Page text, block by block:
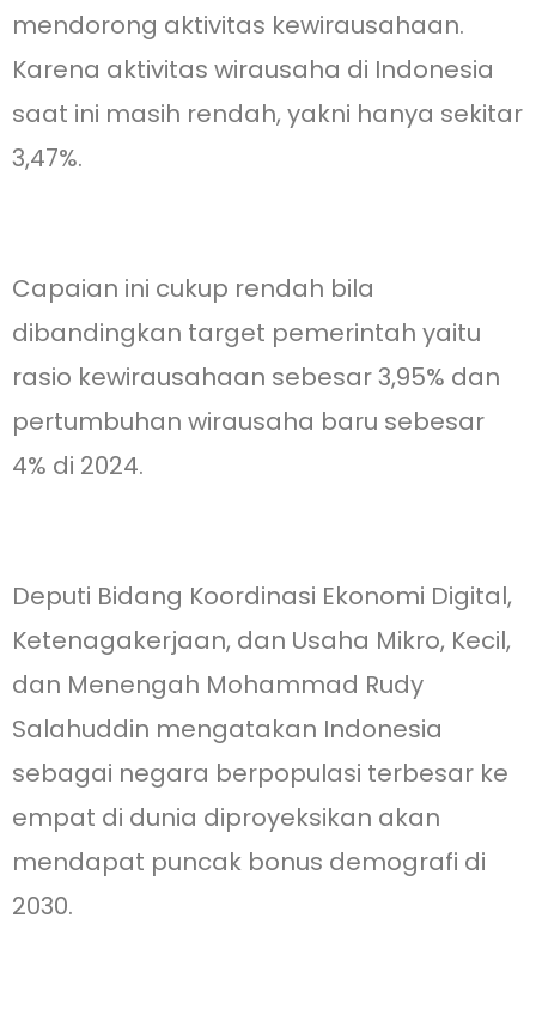
mendorong aktivitas kewirausahaan.
Karena aktivitas wirausaha di Indonesia
saat ini masih rendah, yakni hanya sekitar
3,47%.
Capaian ini cukup rendah bila
dibandingkan target pemerintah yaitu
rasio kewirausahaan sebesar 3,95% dan
pertumbuhan wirausaha baru sebesar
4% di 2024.
Deputi Bidang Koordinasi Ekonomi Digital,
Ketenagakerjaan, dan Usaha Mikro, Kecil,
dan Menengah Mohammad Rudy
Salahuddin mengatakan Indonesia
sebagai negara berpopulasi terbesar ke
empat di dunia diproyeksikan akan
mendapat puncak bonus demografi di
2030.